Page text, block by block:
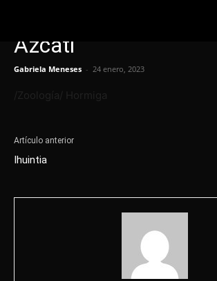
Azcatl
Gabriela Meneses - 24 enero, 2023
/Zoología/ Hormiga
Artículo anterior
Ihuintia